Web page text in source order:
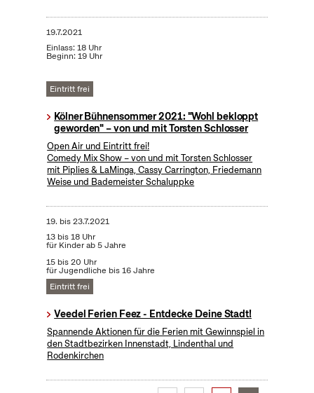
19.7.2021
Einlass: 18 Uhr
Beginn: 19 Uhr
Eintritt frei
Kölner Bühnensommer 2021: "Wohl bekloppt
geworden" – von und mit Torsten Schlosser
Open Air und Eintritt frei!
Comedy Mix Show – von und mit Torsten Schlosser
mit Piplies & LaMinga, Cassy Carrington, Friedemann
Weise und Bademeister Schaluppke
19. bis23.7.2021
13 bis 18 Uhr
für Kinder ab 5 Jahre
15 bis 20 Uhr
für Jugendliche bis 16 Jahre
Eintritt frei
Veedel Ferien Feez - Entdecke Deine Stadt!
Spannende Aktionen für die Ferien mit Gewinnspiel in
den Stadtbezirken Innenstadt, Lindenthal und
Rodenkirchen